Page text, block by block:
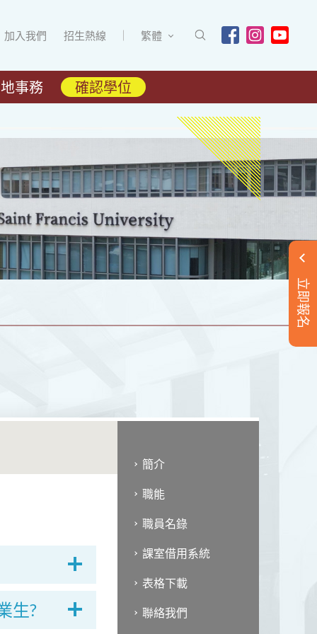
加入我們 招生熱線 繁體
事務 確認學位
立即報名
生?
簡介
職能
職員名錄
課室借用系統
表格下載
聯絡我們